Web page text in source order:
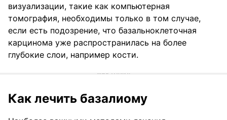
визуализации, такие как компьютерная
томография, необходимы только в том случае,
если есть подозрение, что базальноклеточная
карцинома уже распространилась на более
глубокие слои, например кости.
Как лечить базалиому